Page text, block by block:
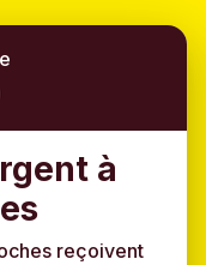
à
reçoivent